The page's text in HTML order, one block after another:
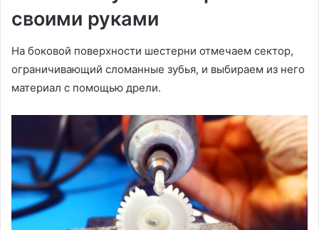
своими руками
На боковой поверхности шестерни отмечаем сектор,
ограничивающий сломанные зубья, и выбираем из него
материал с помощью дрели.